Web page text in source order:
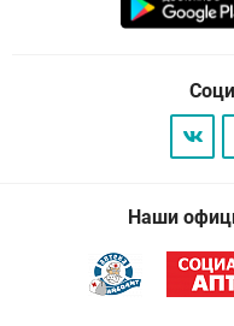
Наши